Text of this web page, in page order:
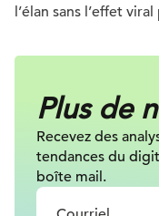
l’élan sans l’effet
Plus de
Recevez des
tendances du
boîte mail.